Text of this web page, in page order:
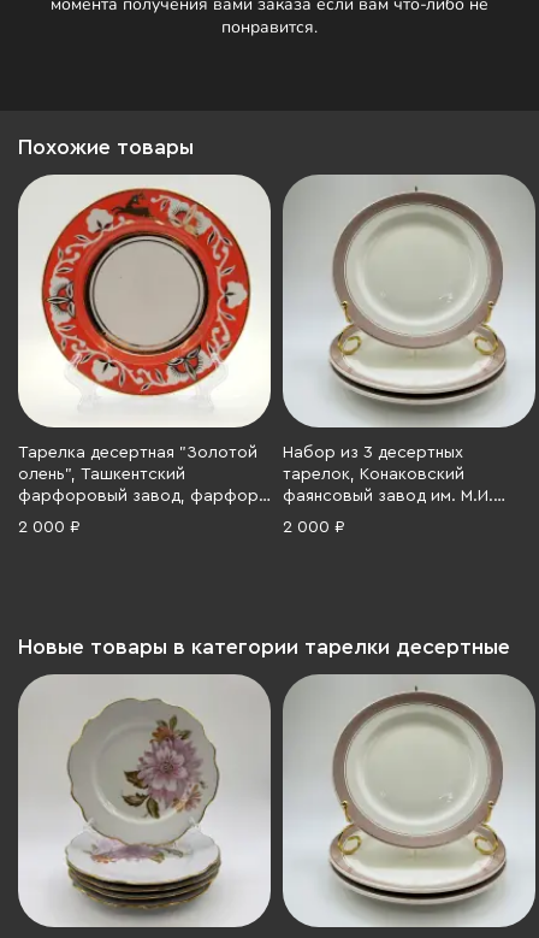
понравится.
Похожие товары
Тарелка десертная "Золотой
олень", Ташкентский
фарфоровый завод, фарфор,
крытье, золочение, СССР,
2 000 ₽
Набор из 3 десертных
тарелок, Конаковский
фаянсовый завод им. М.И.
Калинина (ЗиК Конаково),
2 000 ₽
Новые товары в категории тарелки десертные